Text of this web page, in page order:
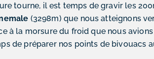
tourne, il est temps de gravir les
(3298m) que nous atteignons
à la morsure du froid que nous
de préparer nos points de bivouacs